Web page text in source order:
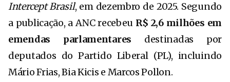
Intercept Brasil, em dezembro de 2025. Segundo
a publicação, a ANC recebeu R$ 2,6 milhões em
emendas parlamentares destinadas por
deputados do Partido Liberal (PL), incluindo
Mário Frias,Bia Kicis e Marcos Pollon.